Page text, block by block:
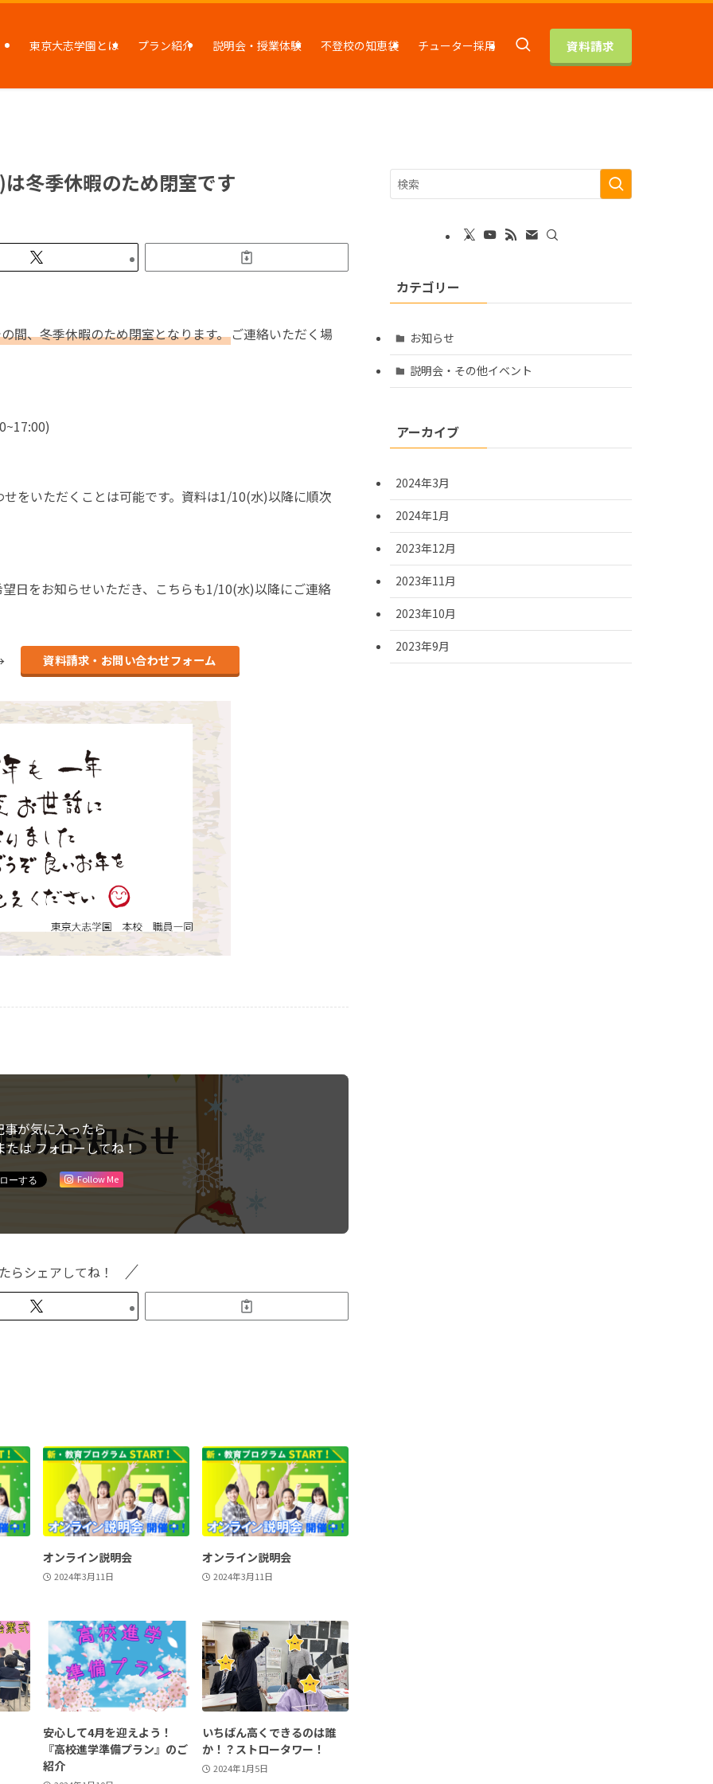
東京大志学園とは プラン紹介 説明会・授業体験 不登校の知恵袋 チューター採用 資料請求
冬季休暇のため閉室です
間、冬季休暇のため閉室となります。 ご連絡いただく場
いただくことは可能です。資料は1/10(水)以降に順次
をお知らせいただき、こちらも1/10(水)以降にご連絡
資料請求・お問い合わせフォーム
事が気に入ったら
は フォローしてね！
Follow Me
らシェアしてね！
オンライン説明会
2024年3月11日
オンライン説明会
2024年3月11日
安心して4月を迎えよう！
『高校進学準備プラン』のご
紹介
いちばん高くできるのは誰
か！？ストロータワー！
2024年1月5日
カテゴリー
お知らせ
説明会・その他イベント
アーカイブ
2024年3月
2024年1月
2023年12月
2023年11月
2023年10月
2023年9月